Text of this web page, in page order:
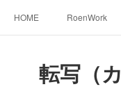
HOME RoenWork
オーダープリント 1
転写（